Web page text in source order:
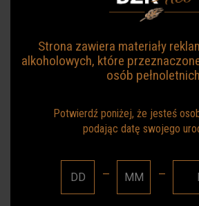
AKTUALNOŚCI
NASZE MARKI
O NAS
KONTAKT
Strona zawiera materiały
alkoholowych, które
osób
Potwierdź poniżej, że jesteś
podając datę swojego
— —